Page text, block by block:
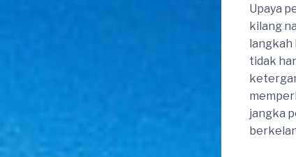
Upaya
kilang
langkah
tidak
jangka